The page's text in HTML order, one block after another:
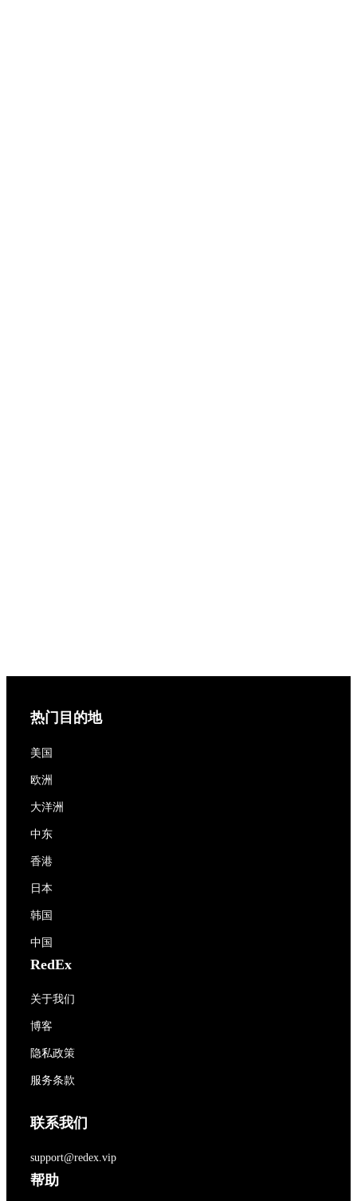
热门目的地
美国
欧洲
大洋洲
中东
香港
日本
韩国
中国
RedEx
关于我们
博客
隐私政策
服务条款
联系我们
support@redex.vip
帮助